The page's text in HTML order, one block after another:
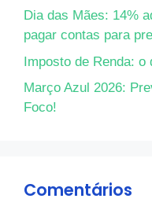
Dia das Mães: 14%
pagar contas para
Imposto de Renda: o
Março Azul 2026:
Foco!
Comentários